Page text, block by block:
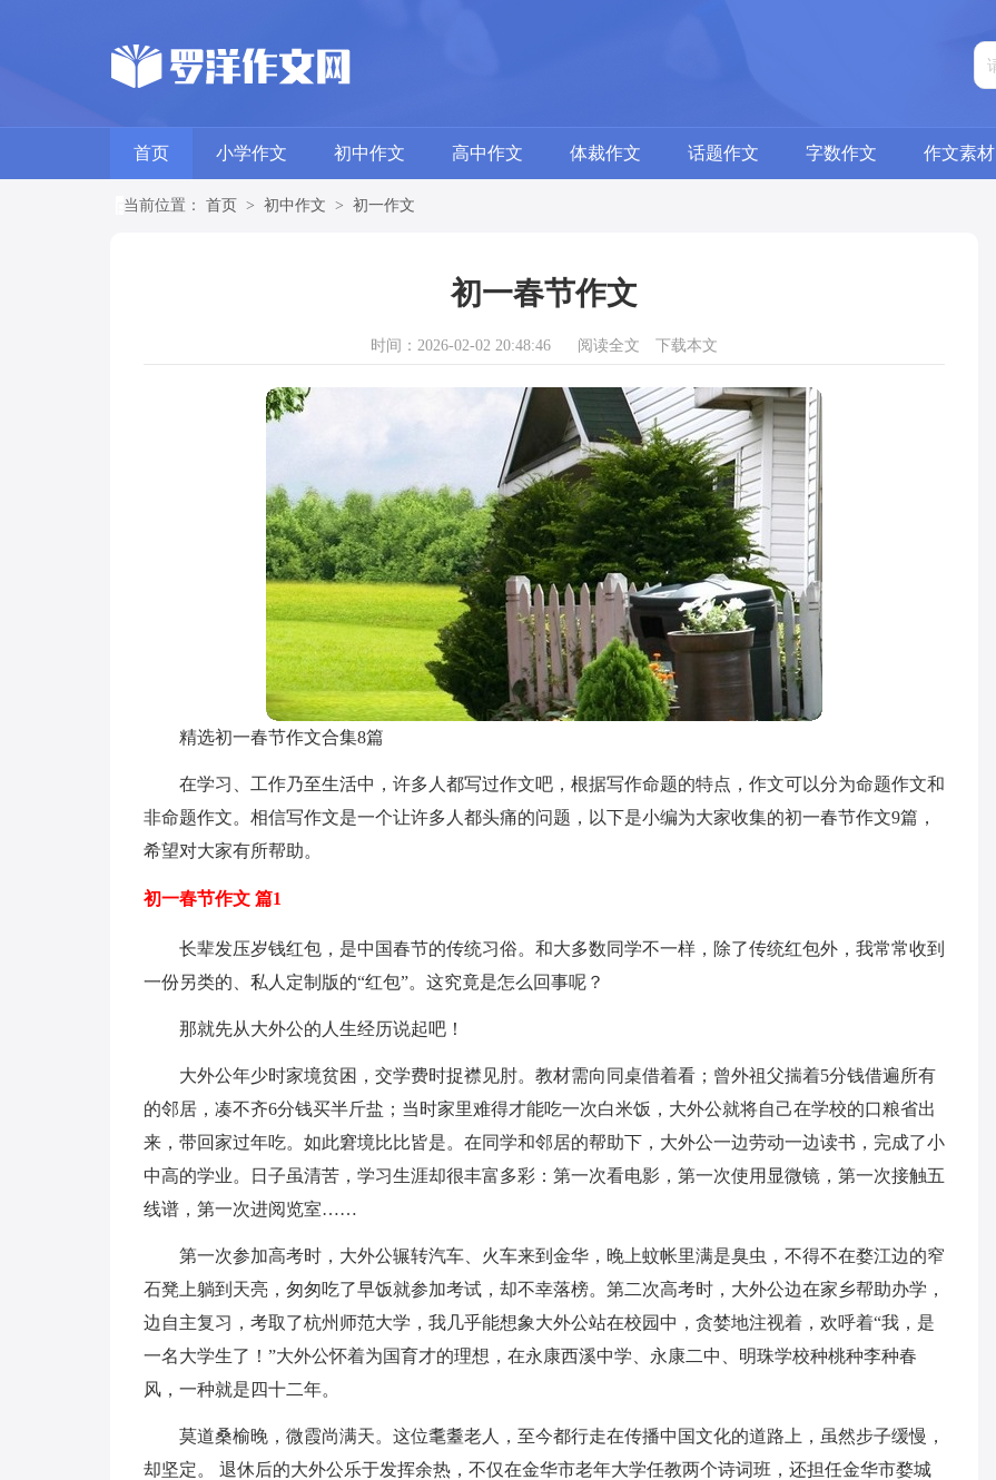
首页 小学作文 初中作文 高中作文 体裁作文 话题作文 字数作文 作文素材
当前位置： 首页 > 初中作文 > 初一作文
初一春节作文
时间：2026-02-02 20:48:46 阅读全文 下载本文
精选初一春节作文合集8篇
在学习、工作乃至生活中，许多人都写过作文吧，根据写作命题的特点，作文可以分为命题作文和
非命题作文。相信写作文是一个让许多人都头痛的问题，以下是小编为大家收集的初一春节作文9篇，
希望对大家有所帮助。
初一春节作文 篇1
长辈发压岁钱红包，是中国春节的传统习俗。和大多数同学不一样，除了传统红包外，我常常收到
一份另类的、私人定制版的“红包”。这究竟是怎么回事呢？
那就先从大外公的人生经历说起吧！
大外公年少时家境贫困，交学费时捉襟见肘。教材需向同桌借着看；曾外祖父揣着5分钱借遍所有
的邻居，凑不齐6分钱买半斤盐；当时家里难得才能吃一次白米饭，大外公就将自己在学校的口粮省出
来，带回家过年吃。如此窘境比比皆是。在同学和邻居的帮助下，大外公一边劳动一边读书，完成了小
中高的学业。日子虽清苦，学习生涯却很丰富多彩：第一次看电影，第一次使用显微镜，第一次接触五
线谱，第一次进阅览室……
第一次参加高考时，大外公辗转汽车、火车来到金华，晚上蚊帐里满是臭虫，不得不在婺江边的窄
石凳上躺到天亮，匆匆吃了早饭就参加考试，却不幸落榜。第二次高考时，大外公边在家乡帮助办学，
边自主复习，考取了杭州师范大学，我几乎能想象大外公站在校园中，贪婪地注视着，欢呼着“我，是
一名大学生了！”大外公怀着为国育才的理想，在永康西溪中学、永康二中、明珠学校种桃种李种春
风，一种就是四十二年。
莫道桑榆晚，微霞尚满天。这位耄耋老人，至今都行走在传播中国文化的道路上，虽然步子缓慢，
却坚定。 退休后的大外公乐于发挥余热，不仅在金华市老年大学任教两个诗词班，还担任金华市婺城